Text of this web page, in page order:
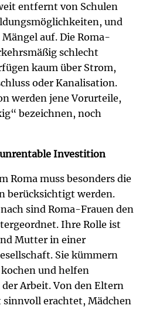
entfernt von Schulen
und
auf. Die Roma-
schlecht
kaum über Strom,
oder Kanalisation.
werden jene Vorurteile,
bezeichnen, noch
Investition
Roma muss besonders die
berücksichtigt werden.
sind Roma-Frauen den
Ihre Rolle ist
Mutter in einer
Sie kümmern
und helfen
Arbeit. Von den Eltern
erachtet, Mädchen